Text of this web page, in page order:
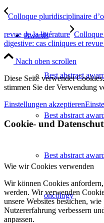
Awards
Best abstract
Best abstract
Best abstract
oncology
Colloque pluridisciplinaire
revue de la littérature
digestive: cas cliniques et
Nach oben scrollen
Diese Seite verwendet
stimmen Sie der Verwendung
Einstellungen akzeptieren
Cookie- und
Wie wir Cookies verwenden
Wir können Cookies
werden. Wir verwenden
unsere Websites besuchen,
Nutzererfahrung verbessern
anpassen.